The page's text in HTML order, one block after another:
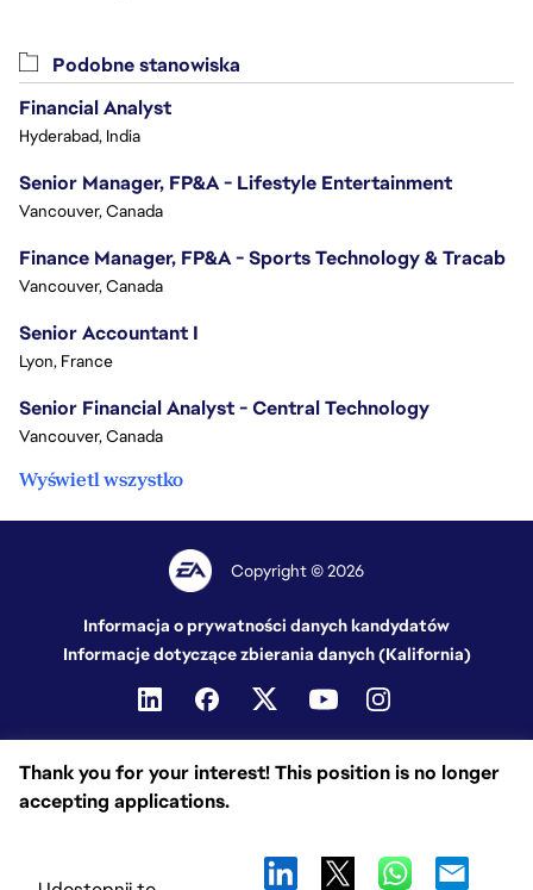
Thank you for your interest! This position is no longer
accepting applications.
Podobne stanowiska
Financial Analyst
Hyderabad, India
Senior Manager, FP&A - Lifestyle Entertainment
Vancouver, Canada
Finance Manager, FP&A - Sports Technology & Tracab
Vancouver, Canada
Senior Accountant I
Lyon, France
Senior Financial Analyst - Central Technology
Vancouver, Canada
Wyświetl wszystko
Copyright © 2026
Informacja o prywatności danych kandydatów
Informacje dotyczące zbierania danych (Kalifornia)